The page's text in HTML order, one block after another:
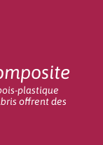
plastique
offrent des